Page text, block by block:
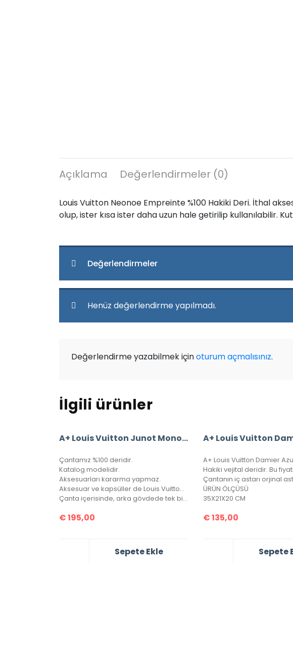
Açıklama Değerlendirmeler (0)
Louis Vuitton Neonoe Empreinte %100 Hakiki Deri. İthal
olup, ister kısa ister daha uzun hale getirilip kullanılabilir.
Değerlendirmeler
Henüz değerlendirme yapılmadı.
Değerlendirme yazabilmek içinoturum açmalısınız.
İlgili ürünler
A+ Louis Vuitton Junot Monogram Empreinte Leather
Çantamız %100 deridir.
Katalog modelidir.
Aksesuarları kararma yapmaz.
Aksesuar ve kapsüller de Louis Vuitton yazısı mevcuttur.
Çanta içerisinde, arka gövdede tek bir göz bulunmaktadır.
€195,00
Sepete Ekle
ÜRÜN ÖLÇÜSÜ
35X21X20 CM
€135,00
Sepete